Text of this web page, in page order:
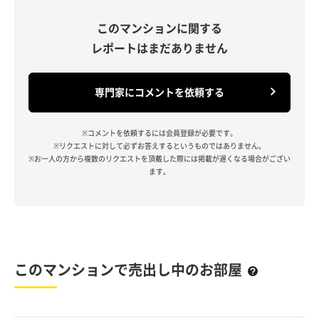
このマンションに関する
レポートはまだありません
専門家にコメントを依頼する
※コメントを依頼するには会員登録が必要です。
※リクエストに対して必ずお答えするというものではありません。
※お一人の方から複数のリクエストを頂戴した際には掲載が遅くなる場合がござい
ます。
このマンションで売出し中のお部屋